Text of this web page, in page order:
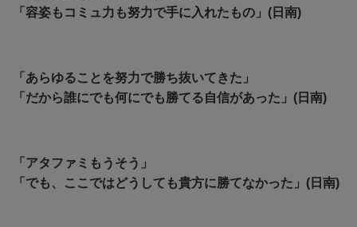
「容姿もコミュ力も努力で手に入れたもの」(日南)
「あらゆることを努力で勝ち抜いてきた」
「だから誰にでも何にでも勝てる自信があった」(日南)
「アタファミもうそう」
「でも、ここではどうしても貴方に勝てなかった」(日南)